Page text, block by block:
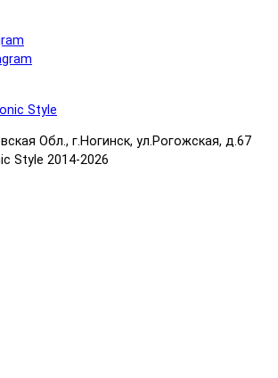
Обл., г.Ногинск, ул.Рогожская, д.67
Style 2014-2026